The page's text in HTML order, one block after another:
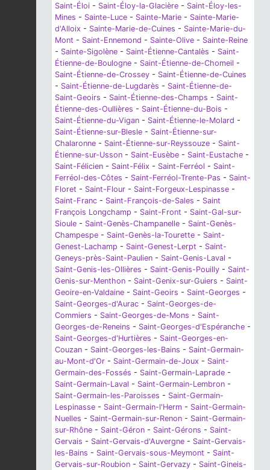
Saint-Éloi - Saint-Éloy-la-Glacière - Saint-Éloy-les-
Mines - Sainte-Luce - Sainte-Marie - Sainte-Marie-
d'Alloix - Sainte-Marie-de-Cuines - Sainte-Marie-du-
Mont - Saint-Ennemond - Sainte-Olive - Sainte-Reine
- Sainte-Sigolène - Saint-Étienne-Cantalès - Saint-
Étienne-de-Boulogne - Saint-Étienne-de-Chomeil -
Saint-Étienne-de-Crossey - Saint-Étienne-de-Cuines
- Saint-Étienne-de-Lugdarès - Saint-Étienne-de-
Saint-Geoirs - Saint-Étienne-des-Champs - Saint-
Étienne-des-Oullières - Saint-Étienne-du-Bois -
Saint-Étienne-du-Vigan - Saint-Étienne-le-Molard -
Saint-Étienne-sur-Blesle - Saint-Étienne-sur-
Chalaronne - Saint-Étienne-sur-Reyssouze - Saint-
Étienne-sur-Usson - Saint-Eusèbe - Saint-Eustache -
Saint-Félicien - Saint-Félix - Saint-Ferréol - Saint-
Ferréol-des-Côtes - Saint-Ferréol-Trente-Pas - Saint-
Floret - Saint-Flour - Saint-Forgeux-Lespinasse -
Saint-Franc - Saint-François-de-Sales - Saint
François Longchamp - Saint-Front - Saint-Gal-sur-
Sioule - Saint-Genès-Champanelle - Saint-Genès-
Champespe - Saint-Genès-la-Tourette - Saint-
Genest-Lachamp - Saint-Genest-Lerpt - Saint-
Geneys-près-Saint-Paulien - Saint-Genis-Laval -
Saint-Genis-les-Ollières - Saint-Genis-Pouilly - Saint-
Genis-sur-Menthon - Saint-Genix-sur-Guiers - Saint-
Geoire-en-Valdaine - Saint-Geoirs - Saint-Georges -
Saint-Georges-d'Aurac - Saint-Georges-de-
Commiers - Saint-Georges-de-Mons - Saint-
Georges-de-Reneins - Saint-Georges-d'Espéranche -
Saint-Georges-d'Hurtières - Saint-Georges-en-
Couzan - Saint-Georges-les-Bains - Saint-Germain-
au-Mont-d'Or - Saint-Germain-de-Joux - Saint-
Germain-des-Fossés - Saint-Germain-Laprade -
Saint-Germain-Laval - Saint-Germain-Lembron -
Saint-Germain-les-Paroisses - Saint-Germain-
Lespinasse - Saint-Germain-l'Herm - Saint-Germain-
Nuelles - Saint-Germain-sur-Renon - Saint-Germain-
sur-Rhône - Saint-Géron - Saint-Gérons - Saint-
Gervais - Saint-Gervais-d'Auvergne - Saint-Gervais-
les-Bains - Saint-Gervais-sous-Meymont - Saint-
Gervais-sur-Roubion - Saint-Gervazy - Saint-Gineis-